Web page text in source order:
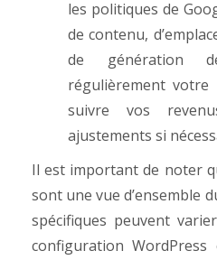
les politiques de
de contenu,
de génération
régulièrement votre
suivre vos
ajustements si
Il est important de noter
sont une vue d’ensemble
spécifiques peuvent
configuration